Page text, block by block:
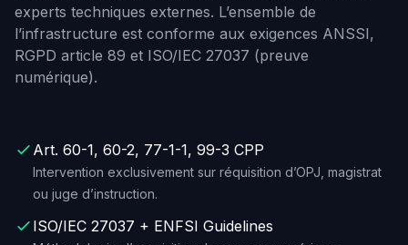
experts techniques externes. L’ensemble de
l’infrastructure est conforme aux exigences ANSSI,
RGPD article 89 et ISO/IEC 27037 (preuve
numérique).
Art. 60-1, 60-2, 77-1-1, 99-3 CPP
Intervention exclusivement sur réquisition d’OPJ, magistrat
ou juge d’instruction.
ISO/IEC 27037 + ENFSI Guidelines